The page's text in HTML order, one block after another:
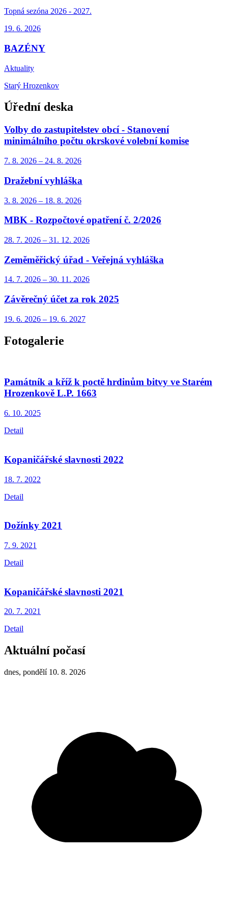
Topná sezóna 2026 - 2027.
19. 6. 2026
BAZÉNY
Aktuality
Starý Hrozenkov
Úřední deska
Volby do zastupitelstev obcí - Stanovení
minimálního počtu okrskové volební komise
7. 8. 2026 – 24. 8. 2026
Dražební vyhláška
3. 8. 2026 – 18. 8. 2026
MBK - Rozpočtové opatření č. 2/2026
28. 7. 2026 – 31. 12. 2026
Zeměměřický úřad - Veřejná vyhláška
14. 7. 2026 – 30. 11. 2026
Závěrečný účet za rok 2025
19. 6. 2026 – 19. 6. 2027
Fotogalerie
Památník a kříž k poctě hrdinům bitvy ve Starém
Hrozenkově L.P. 1663
6. 10. 2025
Detail
Kopaničářské slavnosti 2022
18. 7. 2022
Detail
Dožínky 2021
7. 9. 2021
Detail
Kopaničářské slavnosti 2021
20. 7. 2021
Detail
Aktuální počasí
dnes, pondělí 10. 8. 2026